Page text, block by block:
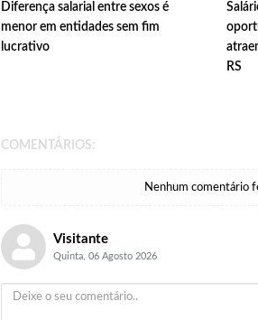
Diferença salarial entre sexos é
menor em entidades sem fim
lucrativo
RS
COMENTÁRIOS:
Nenhum comentário
Visitante
Quinta, 06 Agosto 2026